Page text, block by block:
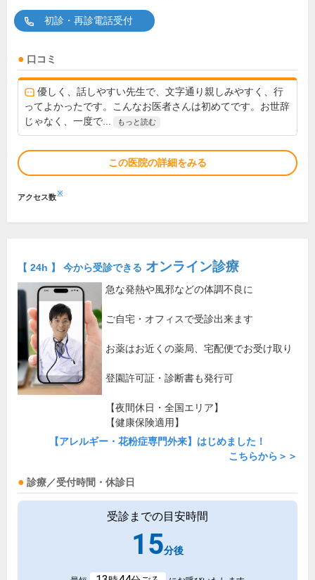
初診・再診電話受付
口コミ
優しく、話しやすい先生で、文字通り親しみやすく、行
ってよかったです。こんなお医者さんは初めてです。お世辞
じゃなく、一度で...
もっと読む
この医院の詳細をみる
アクセス数※
【 24h 】 今から受診できる オンライン診療
急な発熱や風邪などの体調不良に
ご自宅・オフィスで受診出来ます
お薬はお近くの薬局、宅配便でお受け取り
登園許可証・診断書も発行可
【夜間休日・全国エリア】
【健康保険適用】
【アレルギー・花粉症専門外来】はじめました！
こちらから＞＞
診療／受付時間・休診日
受診までの目安時間
15分後